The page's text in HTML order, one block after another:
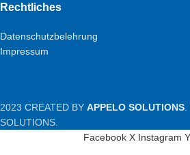
Rechtliches
Datenschutzbelehrung
Impressum
2023 CREATED BY APPELO SOLUTIONS
SOLUTIONS.
Facebook X Instagram